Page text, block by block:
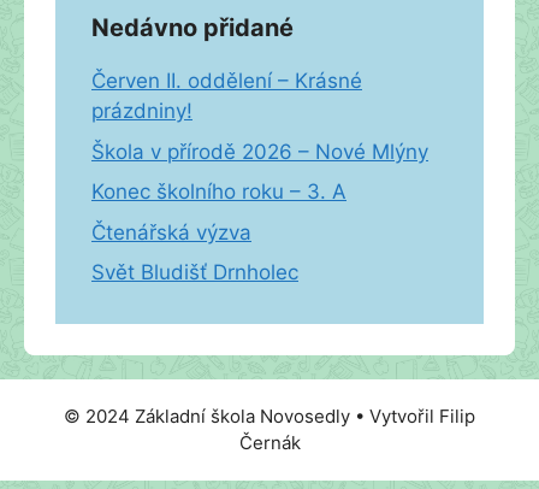
Nedávno přidané
Červen II. oddělení – Krásné
prázdniny!
Škola v přírodě 2026 – Nové Mlýny
Konec školního roku – 3. A
Čtenářská výzva
Svět Bludišť Drnholec
© 2024 Základní škola Novosedly • Vytvořil Filip
Černák